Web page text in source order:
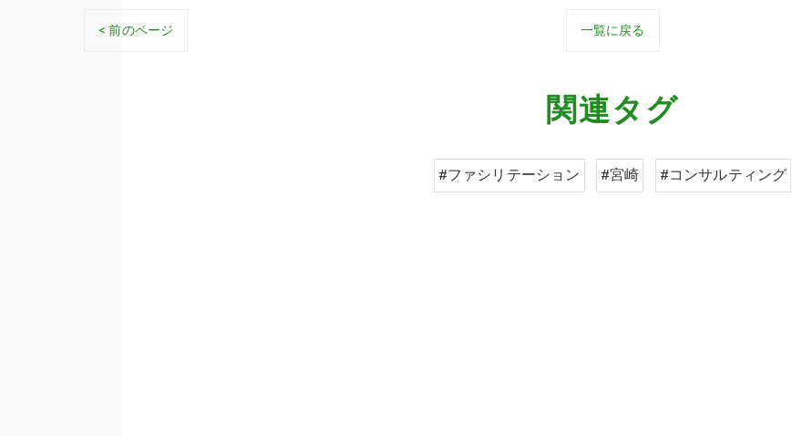
< 前のページ 一覧に戻る
関連タグ
#ファシリテーション #宮崎 #コンサルティング